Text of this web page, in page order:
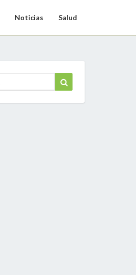
Noticias Salud